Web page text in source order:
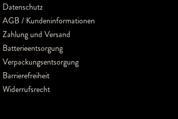
Datenschutz
AGB / Kundeninformationen
Zahlung und Versand
Batterieentsorgung
Verpackungsentsorgung
Barrierefreiheit
Widerrufsrecht